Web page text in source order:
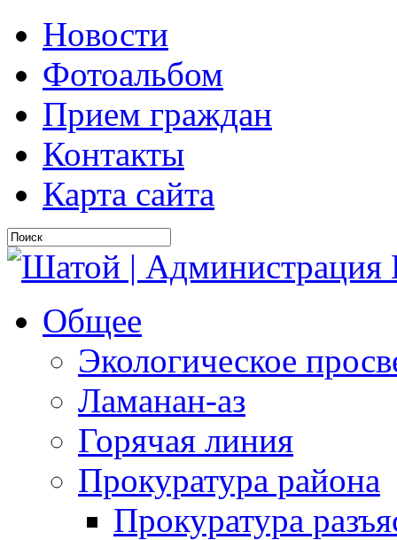
Новости
Фотоальбом
Прием граждан
Контакты
Карта сайта
Общее
Экологическое
Ламанан-аз
Горячая линия
Прокуратура района
Прокуратура